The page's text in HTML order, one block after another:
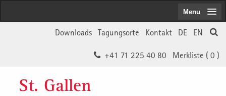
EN
DE
Kontakt
Tagungsorte
Downloads
Merkliste ( 0 )
+41 71 225 40 80
St. Gallen
Menu